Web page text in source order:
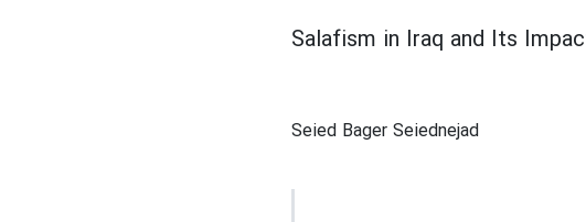
Salafism in Iraq and Its
Seied Bager Seiednejad